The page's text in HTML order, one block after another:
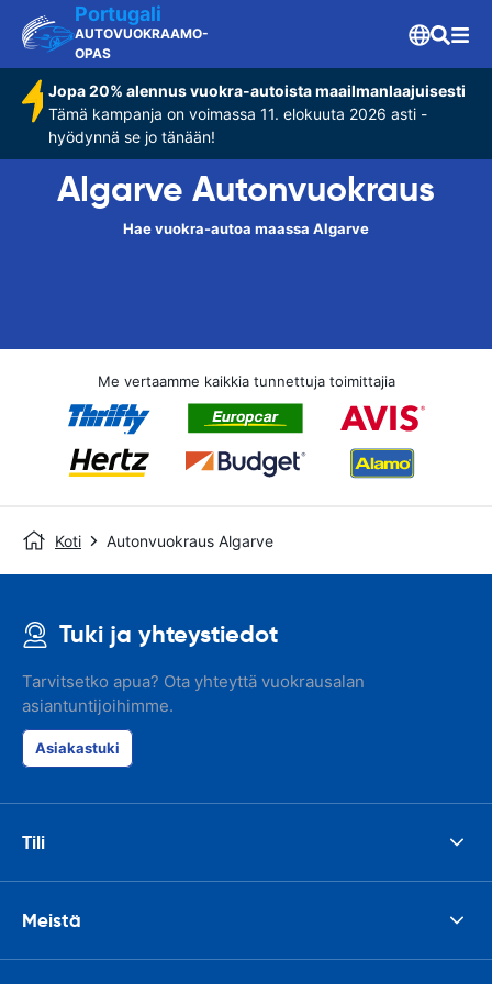
Portugali
AUTOVUOKRAAMO-
OPAS
Jopa 20% alennus vuokra-autoista maailmanlaajuisesti
Tämä kampanja on voimassa 11. elokuuta 2026 asti -
hyödynnä se jo tänään!
Algarve Autonvuokraus
Hae vuokra-autoa maassa Algarve
Me vertaamme kaikkia tunnettuja toimittajia
Koti Autonvuokraus Algarve
Tuki ja yhteystiedot
Tarvitsetko apua? Ota yhteyttä vuokrausalan
asiantuntijoihimme.
Asiakastuki
Tili
Meistä